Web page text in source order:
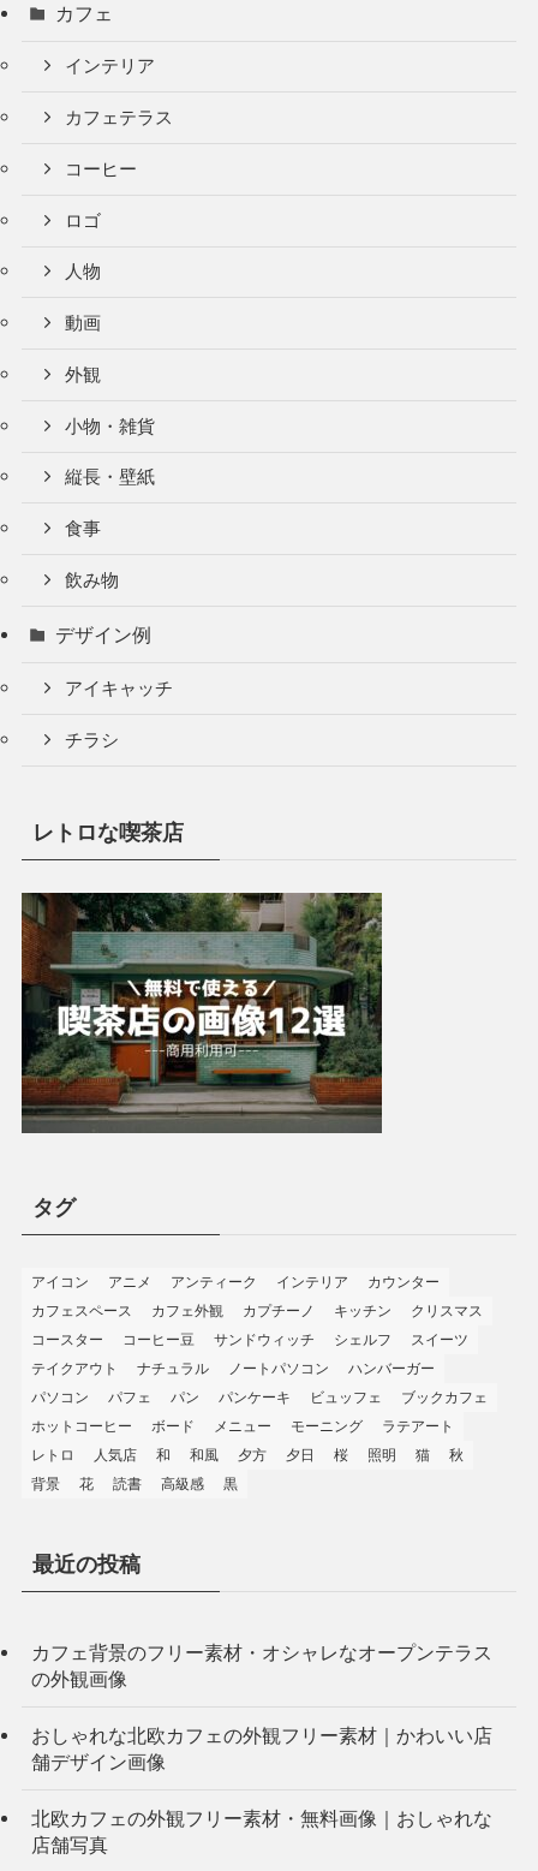
カフェ
インテリア
カフェテラス
コーヒー
ロゴ
人物
動画
外観
小物・雑貨
縦長・壁紙
食事
飲み物
デザイン例
アイキャッチ
チラシ
レトロな喫茶店
タグ
アイコン アニメ アンティーク インテリア
カウンター
カフェスペース
カフェ外観 カプチーノ キッチン
クリスマス
コースター
コーヒー豆 サンドウィッチ シェルフ
スイーツ
テイクアウト
ナチュラル ノートパソコン
ハンバーガー
パソコン
パフェ パン パンケーキ ビュッフェ
ブックカフェ
ホットコーヒー
ボード メニュー モーニング
ラテアート
レトロ
人気店 和 和風 夕方 夕日 桜 照明 猫
秋
背景
花 読書 高級感 黒
最近の投稿
カフェ背景のフリー素材・オシャレなオープンテラス
の外観画像
おしゃれな北欧カフェの外観フリー素材｜かわいい店
舗デザイン画像
北欧カフェの外観フリー素材・無料画像｜おしゃれな
店舗写真